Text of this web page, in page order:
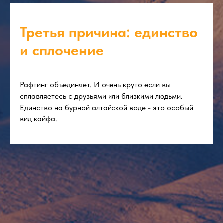
Третья причина: единство
и сплочение
Рафтинг объединяет. И очень круто если вы
сплавляетесь с друзьями или близкими людьми.
Единство на бурной алтайской воде - это особый
вид кайфа.